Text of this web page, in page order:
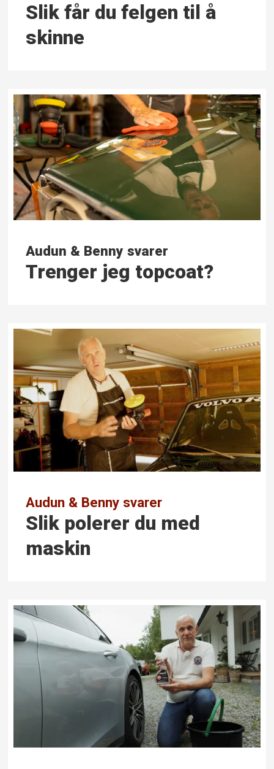
Slik får du felgen til å
skinne
Audun & Benny svarer
Trenger jeg topcoat?
Audun & Benny svarer
Slik polerer du med
maskin